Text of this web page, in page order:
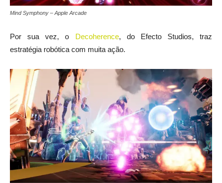
Mind Symphony – Apple Arcade
Por sua vez, o Decoherence, do Efecto Studios, traz
estratégia robótica com muita ação.